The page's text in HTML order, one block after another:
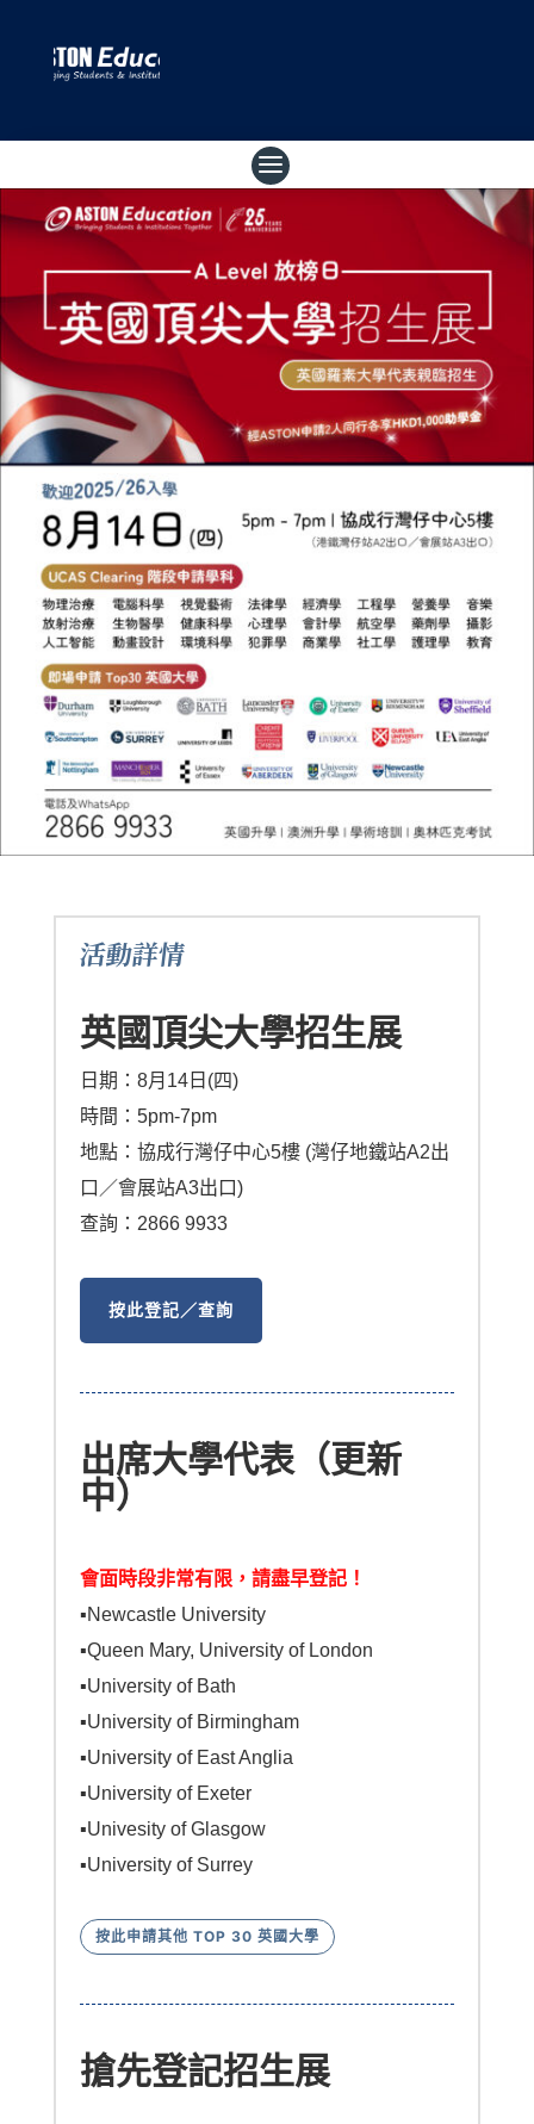
活動詳情
英國頂尖大學招生展
日期：8月14日(四)
時間：5pm-7pm
地點：協成行灣仔中心5樓 (灣仔地鐵站A2出
口／會展站A3出口)
查詢：2866 9933
按此登記／查詢
出席大學代表（更新
中）
會面時段非常有限，請盡早登記！
▪︎Newcastle University
▪︎Queen Mary, University of London
▪︎University of Bath
▪︎University of Birmingham
▪︎University of East Anglia
▪︎University of Exeter
▪︎Univesity of Glasgow
▪︎University of Surrey
按此申請其他 TOP 30 英國大學
搶先登記招生展